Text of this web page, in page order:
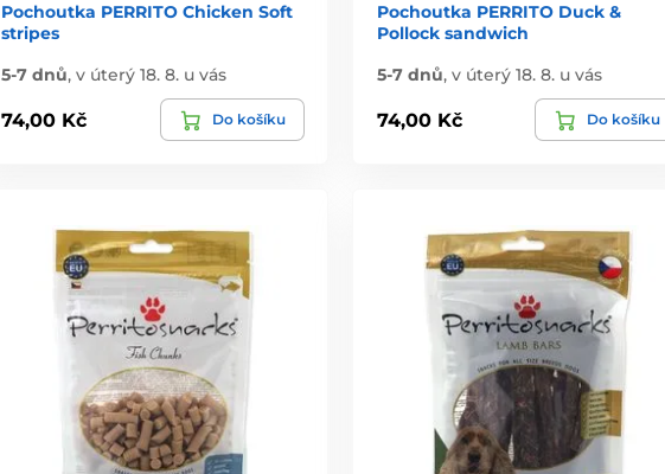
Pochoutka PERRITO Chicken Soft
stripes
5-7 dnů, v úterý 18. 8. u vás
74,00 Kč Do košíku
Pochoutka PERRITO Duck &
Pollock sandwich
5-7 dnů, v úterý 18. 8. u vás
74,00 Kč Do košíku